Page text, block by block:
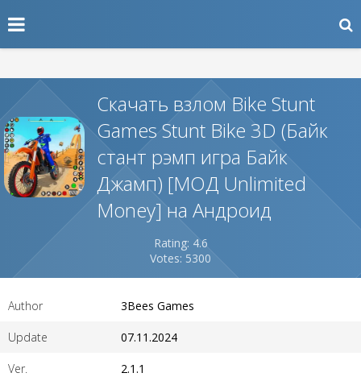
Скачать взлом Bike Stunt
Games Stunt Bike 3D (Байк
стант рэмп игра Байк
Джамп) [МОД Unlimited
Money] на Андроид
Rating: 4.6
Votes: 5300
Author 3Bees Games
Update 07.11.2024
Ver. 2.1.1